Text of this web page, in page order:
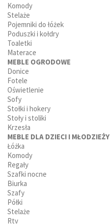
Komody
Stelaże
Pojemniki do łóżek
Poduszki i kołdry
Toaletki
Materace
MEBLE OGRODOWE
Donice
Fotele
Oświetlenie
Sofy
Stołki i hokery
Stoły i stoliki
Krzesła
MEBLE DLA DZIECI I MŁODZIEŻY
Łóżka
Komody
Regały
Szafki nocne
Biurka
Szafy
Półki
Stelaże
Rtv